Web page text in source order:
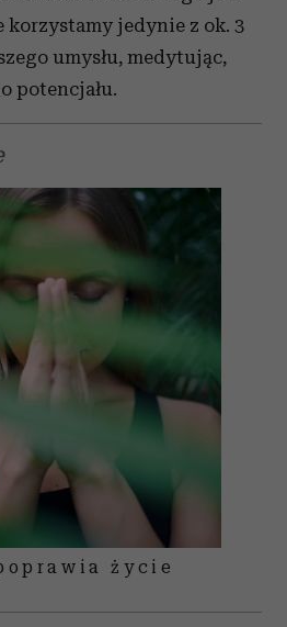
korzystamy jedynie z ok. 3
umysłu, medytując,
potencjału.
życie